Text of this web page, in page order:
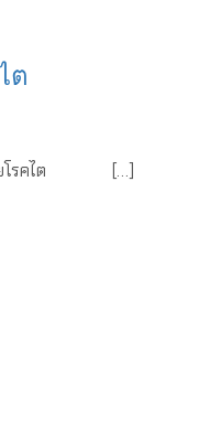
ต
ป่วยโรคไต […]